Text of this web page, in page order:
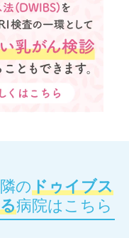
のドゥイブス
病院はこちら